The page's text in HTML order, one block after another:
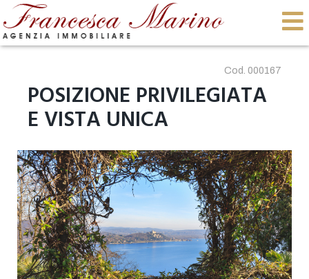
Cod. 000167
POSIZIONE PRIVILEGIATA
E VISTA UNICA